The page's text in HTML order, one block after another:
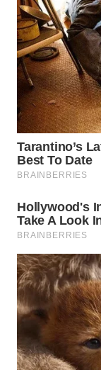
WN
DANAU
TOBA
WN
NIAS
WN
LANGKAT
TAPANULI
SELATAN
WN
TANJUNG
LESUNG
WN
KARO